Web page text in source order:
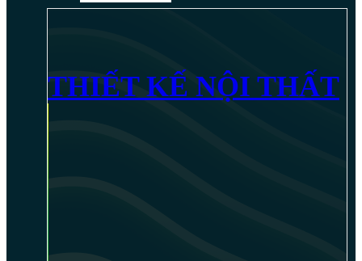
THIẾT KẾ NỘI THẤT